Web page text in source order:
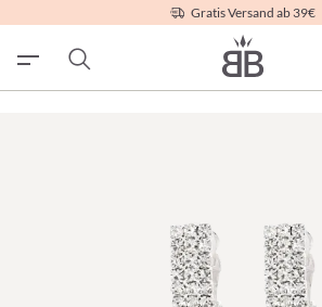
Gratis Versand ab 39€